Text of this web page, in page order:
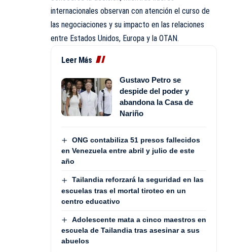
internacionales observan con atención el curso de
las negociaciones y su impacto en las relaciones
entre Estados Unidos, Europa y la OTAN.
Leer Más
Gustavo Petro se
despide del poder y
abandona la Casa de
Nariño
ONG contabiliza 51 presos fallecidos
en Venezuela entre abril y julio de este
año
Tailandia reforzará la seguridad en las
escuelas tras el mortal tiroteo en un
centro educativo
Adolescente mata a cinco maestros en
escuela de Tailandia tras asesinar a sus
abuelos